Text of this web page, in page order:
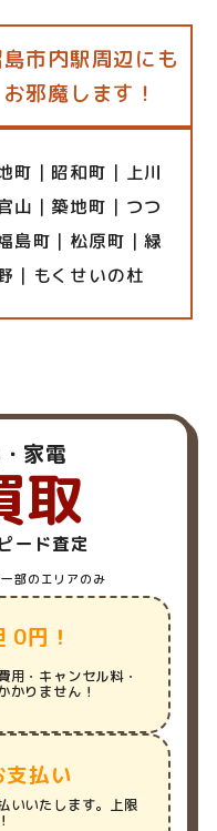
市内駅周辺にも
お邪魔します！
町｜昭和町｜上川
山｜築地町｜つつ
島町｜松原町｜緑
｜もくせいの杜
家電
取
ード査定
部のエリアのみ
0円！
用・キャンセル料・
かりません！
払い
いいたします。上限